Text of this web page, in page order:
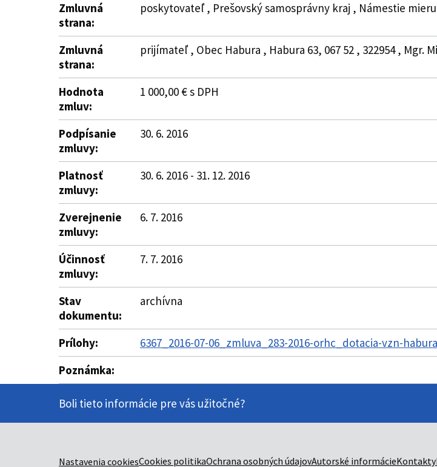
Zmluvná
strana:
poskytovateľ , Prešovský samosprávny kraj , Námestie
Zmluvná
strana:
prijímateľ , Obec Habura , Habura 63, 067 52 , 322954 , Mgr.
Hodnota
zmluv:
1 000,00 € s DPH
Podpísanie
zmluvy:
30. 6. 2016
Platnosť
zmluvy:
30. 6. 2016 - 31. 12. 2016
Zverejnenie
zmluvy:
6. 7. 2016
Účinnosť
zmluvy:
7. 7. 2016
Stav
dokumentu:
archívna
Prílohy:
6367_2016-07-06_zmluva_283-2016-orhc_dotacia-vzn-
Poznámka:
Boli tieto informácie pre vás užitočné?
Nastavenia cookiesCookies politikaOchrana osobných údajovAutorské informácieKontakty